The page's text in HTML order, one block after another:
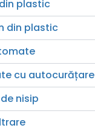
plastic
din plastic
cu autocurățare
nisip